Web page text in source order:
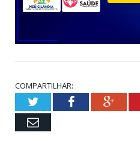
COMPARTILHAR:
TwitterFacebook
Email